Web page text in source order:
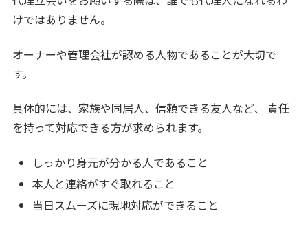
けではありません。
オーナーや管理会社が認める人物であることが大切で
す。
具体的には、家族や同居人、信頼できる友人など、 責任
を持って対応できる方が求められます。
しっかり身元が分かる人であること
本人と連絡がすぐ取れること
当日スムーズに現地対応ができること